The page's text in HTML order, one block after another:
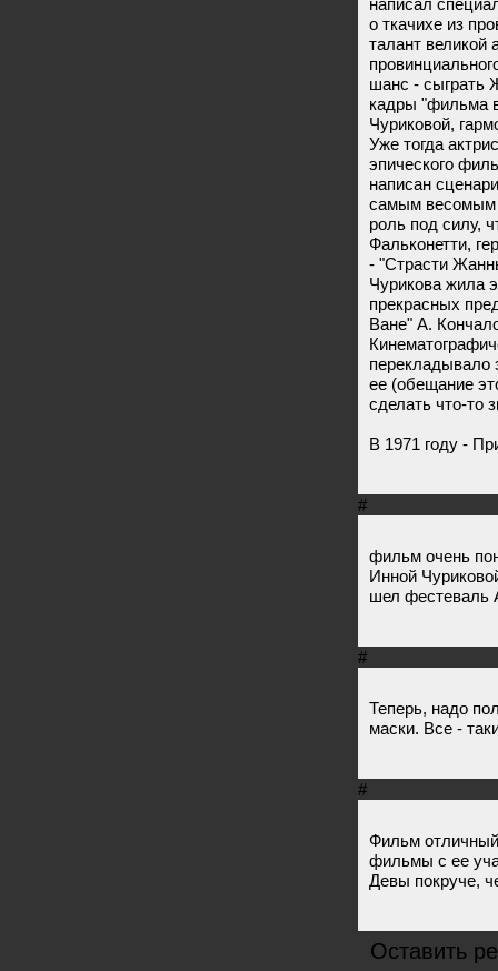
написал
о ткачихе из
талант великой
шанс - сыграть
кадры "фильма
Чуриковой,
Уже тогда
эпического
написан
самым весомым
роль под силу,
Фальконетти,
- "Страсти
Чурикова жила
прекрасных
Ване" А.
перекладывало
ее (обещание
сделать что-то
В 1971 году -
#
фильм очень
Инной
шел фестеваль
#
Теперь, надо
маски. Все -
#
Фильм
фильмы с ее
Девы покруче,
Оставить